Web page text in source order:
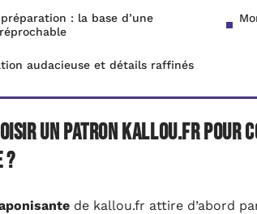
: la base d’une
audacieuse et détails raffinés
un patron kallou.fr pour
?
de kallou.fr attire d’abord